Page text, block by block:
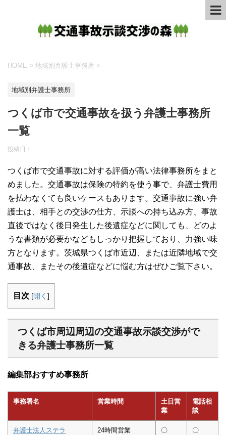
HOME > 地域別弁護士事務所 >
地域別弁護士事務所
つくば市で交通事故を扱う弁護士事務所
一覧
投稿日：
つくば市で交通事故に対する評価が高い法律事務所をまと
めました。交通事故は保険の特約を使う事で、弁護士費用
を払わなくても良いケースもあります。交通事故に強い弁
護士は、相手との交渉の仕方、示談への持ち込み方、事故
直後ではなく後日発生した後遺症などに関しても、どのよ
うな書類が必要かなどもしっかり把握しており、力強い味
方となります。茨城県つくば市近辺、または近隣地域で交
通事故、またその後遺症などに悩む方はぜひご覧下さい。
目次 [開く ]
つくば市周辺周辺の交通事故示談交渉がで
きる弁護士事務所一覧
編集部おすすめ事務所
事務署名 営業時間
土日営
業
電話相
談
弁護士法人ステラ 24時間営業 〇 〇